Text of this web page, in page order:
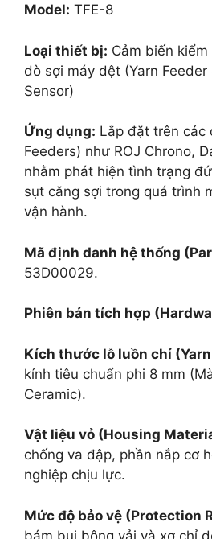
Model: TFE-8
Loại thiết bị: Cảm biến
dò sợi máy dệt (Yarn
Sensor)
Ứng dụng: Lắp đặt trên các
Feeders) như ROJ Chrono,
nhằm phát hiện tình trạng
sụt căng sợi trong quá trình
vận hành.
Mã định danh hệ thống
53D00029.
Phiên bản tích hợp
Kích thước lỗ luồn chỉ
kính tiêu chuẩn phi 8 mm
Ceramic).
Vật liệu vỏ (Housing
chống va đập, phần nắp cơ
nghiệp chịu lực.
Mức độ bảo vệ (Protection
bám bụi bông vải và xơ chỉ